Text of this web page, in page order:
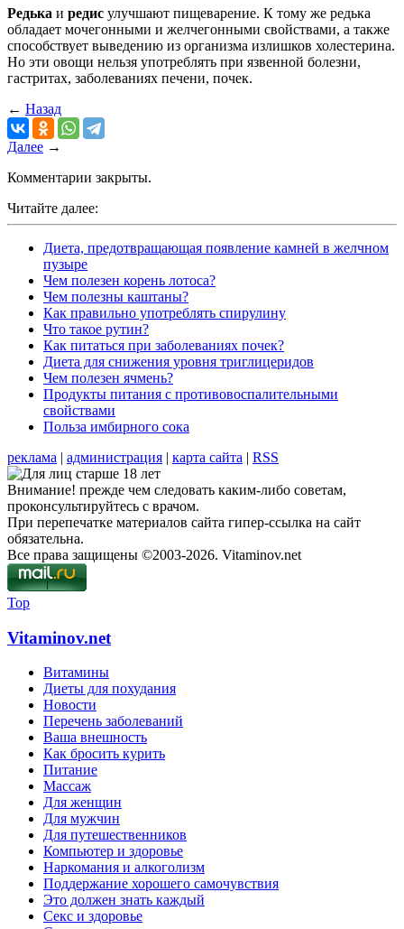
Редька и редис улучшают пищеварение. К тому же редька
обладает мочегонными и желчегонными свойствами, а также
способствует выведению из организма излишков холестерина.
Но эти овощи нельзя употреблять при язвенной болезни,
гастритах, заболеваниях печени, почек.
← Назад
Далее →
Комментарии закрыты.
Читайте далее:
Диета, предотвращающая появление камней в желчном
пузыре
Чем полезен корень лотоса?
Чем полезны каштаны?
Как правильно употреблять спирулину
Что такое рутин?
Как питаться при заболеваниях почек?
Диета для снижения уровня триглицеридов
Чем полезен ячмень?
Продукты питания с противовоспалительными
свойствами
Польза имбирного сока
реклама | администрация | карта сайта | RSS
Внимание! прежде чем следовать каким-либо советам,
проконсультируйтесь с врачом.
При перепечатке материалов сайта гипер-ссылка на сайт
обязательна.
Все права защищены ©2003-2026. Vitaminov.net
Top
Vitaminov.net
Витамины
Диеты для похудания
Новости
Перечень заболеваний
Ваша внешность
Как бросить курить
Питание
Массаж
Для женщин
Для мужчин
Для путешественников
Компьютер и здоровье
Наркомания и алкоголизм
Поддержание хорошего самочувствия
Это должен знать каждый
Секс и здоровье